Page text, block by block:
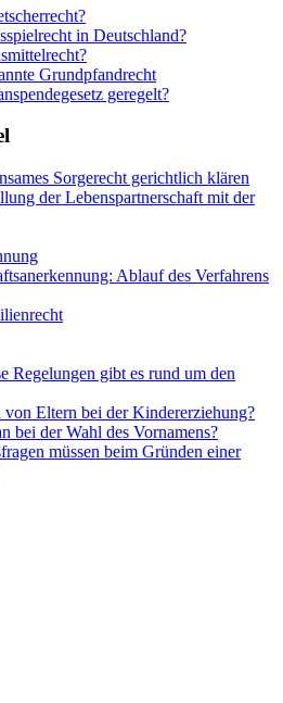
in Deutschland?
Grundpfandrecht
geregelt?
Sorgerecht gerichtlich klären
der Lebenspartnerschaft mit der
Ablauf des Verfahrens
Regelungen gibt es rund um den
von Eltern bei der Kindererziehung?
bei der Wahl des Vornamens?
müssen beim Gründen einer